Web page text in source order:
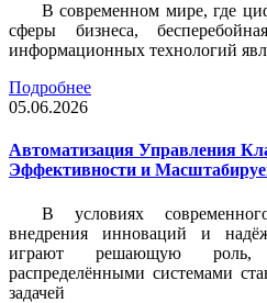
В современном мире, где
сферы бизнеса,
информационных технологий
Подробнее
05.06.2026
Автоматизация Управления
Эффективности и
В условиях
внедрения инноваций и
играют решающую роль,
распределёнными системами
задачей